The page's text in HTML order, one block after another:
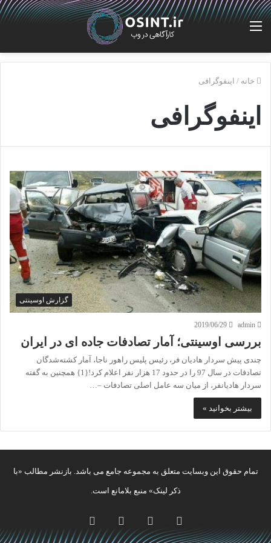
منو
خانه / اینفوگرافی
اینفوگرافی
گزارش اوسینتی
admin
2019/06/29
بررسی اوسینتی؛ آمار تصادفات جاده ای در ایران
چندی پیش سردار هادیان فر، رئیس پلیس راهور ناجا، آمار کشته‌شدگان
تصادفات در سال 97 را در حدود 17 هزار نفر اعلام کرد!{1} همچنین به گفته
سردار هادیانفر، از میان سه عامل اصلی تصادفات –…
بیشتر بخوانید »
تمام حقوق این وبسایت متعلق به مجموعه جامع می باشد. بازنشر مطالب «با
ذکر لینک» منبع بلامانع است.
یوتیوب اینستاگرام